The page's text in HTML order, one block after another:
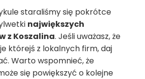
staraliśmy się pokrótce
największych
z Koszalina. Jeśli uważasz, że
którejś z lokalnych firm, daj
Warto wspomnieć, że
się powiększyć o kolejne